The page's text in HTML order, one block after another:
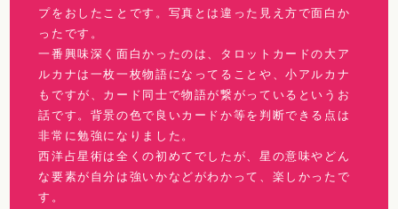
プをおしたことです。写真とは違った見え方で面白か
ったです。
一番興味深く面白かったのは、タロットカードの大ア
ルカナは一枚一枚物語になってることや、小アルカナ
もですが、カード同士で物語が繋がっているというお
話です。背景の色で良いカードか等を判断できる点は
非常に勉強になりました。
西洋占星術は全くの初めてでしたが、星の意味やどん
な要素が自分は強いかなどがわかって、楽しかったで
す。